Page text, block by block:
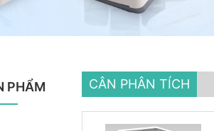
PHẨM CÂN PHÂN TÍCH